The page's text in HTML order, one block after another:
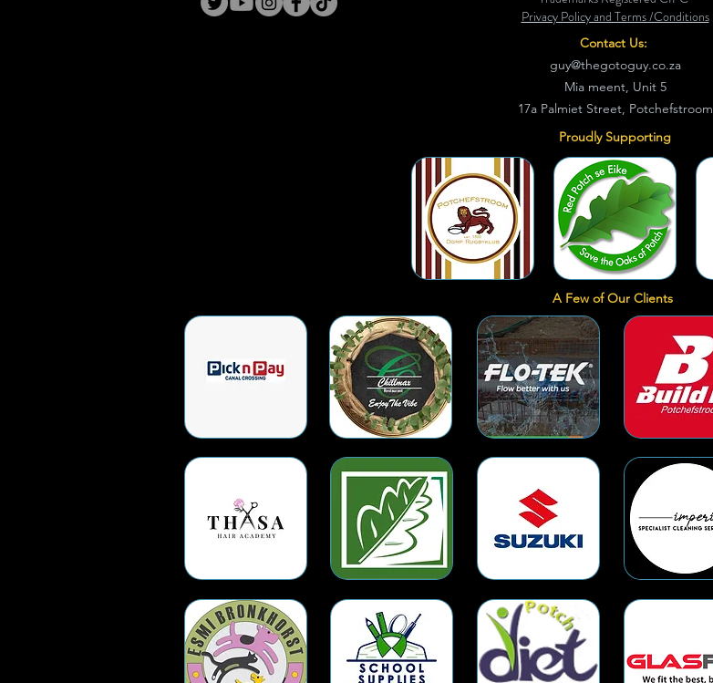
junio
Privacy Policy and Terms /Conditions
Contact Us:
guy@thegotoguy.co.za
Mia meent, Unit 5
17a Palmiet Street, Potchefstroom
Proudly Supporting
A Few of Our Clients